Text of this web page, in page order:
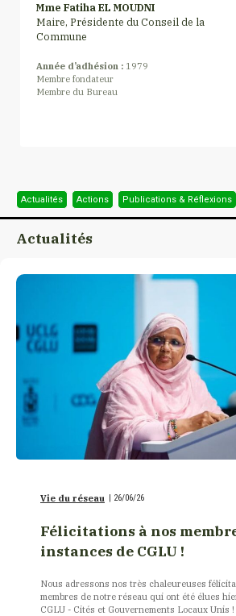
Mme Fatiha EL MOUDNI
Maire, Présidente du Conseil de la
Commune
Année d’adhésion : 1979
Membre fondateur
Membre du Bureau
Actualités Actions Publications & Réflexions
Actualités
Vie du réseau | 26/06/26
Félicitations à nos
instances de CGLU !
Nous adressons nos très chaleureuses
membres de notre réseau qui ont été élues
CGLU - Cités et Gouvernements Locaux Unis !